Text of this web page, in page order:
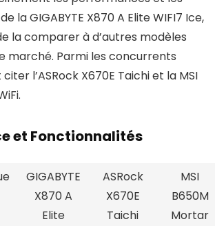
la GIGABYTE X870 A Elite WIFI7 Ice,
la comparer à d’autres modèles
marché. Parmi les concurrents
l’ASRock X670E Taichi et la MSI
et Fonctionnalités
GIGABYTE
X870 A
Elite
ASRock
X670E
Taichi
MSI
B650M
Mortar